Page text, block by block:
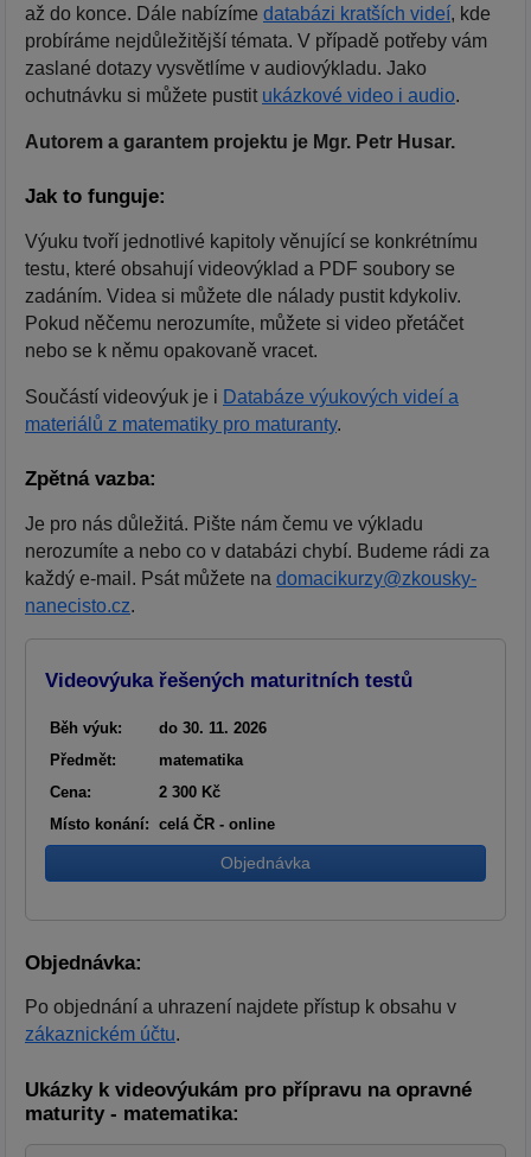
až do konce. Dále nabízíme databázi kratších videí, kde
probíráme nejdůležitější témata. V případě potřeby vám
zaslané dotazy vysvětlíme v audiovýkladu. Jako
ochutnávku si můžete pustit ukázkové video i audio.
Autorem a garantem projektu je Mgr. Petr Husar.
Jak to funguje:
Výuku tvoří jednotlivé kapitoly věnující se konkrétnímu
testu, které obsahují videovýklad a PDF soubory se
zadáním. Videa si můžete dle nálady pustit kdykoliv.
Pokud něčemu nerozumíte, můžete si video přetáčet
nebo se k němu opakovaně vracet.
Součástí videovýuk je i Databáze výukových videí a
materiálů z matematiky pro maturanty.
Zpětná vazba:
Je pro nás důležitá. Pište nám čemu ve výkladu
nerozumíte a nebo co v databázi chybí. Budeme rádi za
každý e-mail. Psát můžete na domacikurzy@zkousky-
nanecisto.cz.
Videovýuka řešených maturitních testů
Běh výuk:
do 30. 11. 2026
Předmět:
matematika
Cena:
2 300 Kč
Místo konání: celá ČR - online
Objednávka
Objednávka:
Po objednání a uhrazení najdete přístup k obsahu v
zákaznickém účtu.
Ukázky k videovýukám pro přípravu na opravné
maturity - matematika: